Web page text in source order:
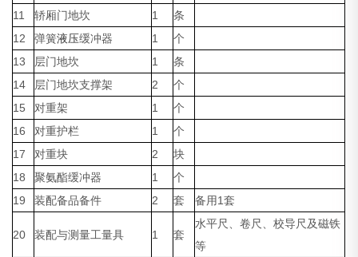
11
轿厢门地坎 1
条
12
弹簧液压缓冲器 1
个
13
层门地坎 1
条
14
层门地坎支撑架 2
个
15
对重架 1
个
16
对重护栏 1
个
17
对重块 2
块
18
聚氨酯缓冲器 1
个
19
装配备品备件 2 套 备用1套
20 装配与测量工量具 1 套
水平尺、卷尺、校导尺及磁铁
等